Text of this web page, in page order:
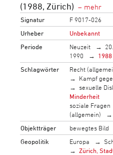
(1988, Zürich)
Signatur
F 9017-026
Urheber
Unbekannt
Periode
Neuzeit
1990
1988
Schlagwörter
Recht
Kampf
sexuelle
Minderheit
soziale Fragen
(allgemein)
Objektträger
bewegtes Bild
Geopolitik
Europa
Zürich,